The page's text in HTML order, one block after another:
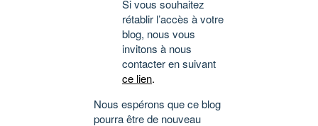
Si vous souhaitez
rétablir l’accès à votre
blog, nous vous
invitons à nous
contacter en suivant
ce lien.
Nous espérons que ce blog
pourra être de nouveau